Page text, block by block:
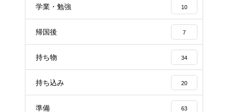
学業・勉強 10
帰国後 7
持ち物 34
持ち込み 20
準備 63